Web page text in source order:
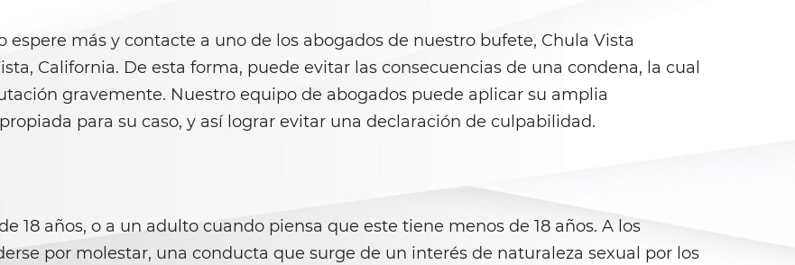
espere más y contacte a uno de los abogados de nuestro bufete, Chula Vista
California. De esta forma, puede evitar las consecuencias de una condena, la cual
gravemente. Nuestro equipo de abogados puede aplicar su amplia
para su caso, y así lograr evitar una declaración de culpabilidad.
18 años, o a un adulto cuando piensa que este tiene menos de 18 años. A los
por molestar, una conducta que surge de un interés de naturaleza sexual por los